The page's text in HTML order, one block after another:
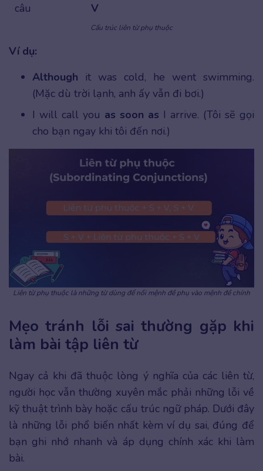
câu
V
Cấu trúc liên từ phụ thuộc
Ví dụ:
Although it was cold, he went swimming.
(Mặc dù trời lạnh, anh ấy vẫn đi bơi.)
I will call you as soon as I arrive. (Tôi sẽ gọi
cho bạn ngay khi tôi đến nơi.)
Liên từ phụ thuộc là những từ dùng để nối mệnh đề phụ vào mệnh đề chính
Mẹo tránh lỗi sai thường gặp khi
làm bài tập liên từ
Ngay cả khi đã thuộc lòng ý nghĩa của các liên từ,
người học vẫn thường xuyên mắc phải những lỗi về
kỹ thuật trình bày hoặc cấu trúc ngữ pháp. Dưới đây
là những lỗi phổ biến nhất kèm ví dụ sai, đúng để
bạn ghi nhớ nhanh và áp dụng chính xác khi làm
bài.